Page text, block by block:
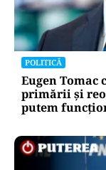
POLITICĂ
Eugen Tomac
primării și
putem